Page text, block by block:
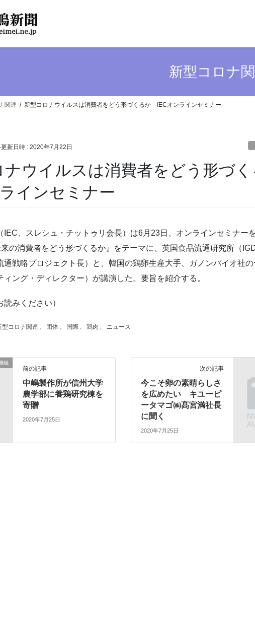
新型コロナ
関連 新型コロナウイルスは消費者をどう形づくるか IECオンラインセミナー
新日時 : 2020年7月22日
ナウイルスは消費者をどう形づ
インセミナー
IEC、スレシュ・チットゥリ会長）は6月23日、オンラインセミナーを
来の消費者をどう形づくるか』をテーマに、英国食品流通研究所（
通戦略プロジェクト長）と、韓国の鶏卵生産大手、ガノンバイオ社の
ィング・ディレクター）が講演した。要旨を紹介する。
読みください）
型コロナ関連 団体 国際 鶏肉 ニュース
械
前の記事
中嶋製作所が信州大学
農学部に養鶏研究棟を
寄贈
2020年7月25日
次の記事
今こそ卵の素晴らしさ
を広めたい キユーピ
ータマゴ㈱髙宮満社長
に聞く
2020年7月25日